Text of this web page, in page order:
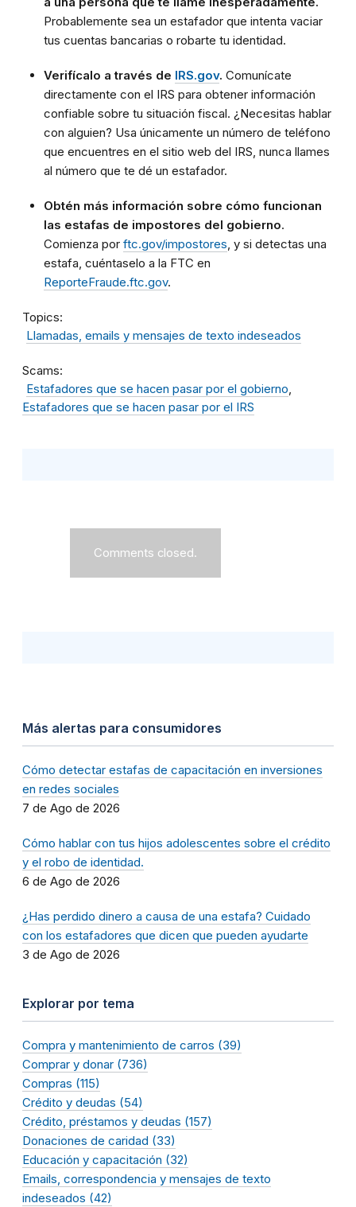
Probablemente sea un estafador que intenta vaciar
tus cuentas bancarias o robarte tu identidad.
Verifícalo a través de IRS.gov. Comunícate
directamente con el IRS para obtener información
confiable sobre tu situación fiscal. ¿Necesitas hablar
con alguien? Usa únicamente un número de teléfono
que encuentres en el sitio web del IRS, nunca llames
al número que te dé un estafador.
Obtén más información sobre cómo funcionan
las estafas de impostores del gobierno.
Comienza por ftc.gov/impostores, y si detectas una
estafa, cuéntaselo a la FTC en
ReporteFraude.ftc.gov.
Topics
Llamadas, emails y mensajes de texto indeseados
Scams
Estafadores que se hacen pasar por el gobierno
Estafadores que se hacen pasar por el IRS
Comments closed.
Más alertas para consumidores
Cómo detectar estafas de capacitación en inversiones
en redes sociales
7 de Ago de 2026
Cómo hablar con tus hijos adolescentes sobre el crédito
y el robo de identidad.
6 de Ago de 2026
¿Has perdido dinero a causa de una estafa? Cuidado
con los estafadores que dicen que pueden ayudarte
3 de Ago de 2026
Explorar por tema
Compra y mantenimiento de carros (39)
Comprar y donar (736)
Compras (115)
Crédito y deudas (54)
Crédito, préstamos y deudas (157)
Donaciones de caridad (33)
Educación y capacitación (32)
Emails, correspondencia y mensajes de texto
indeseados (42)